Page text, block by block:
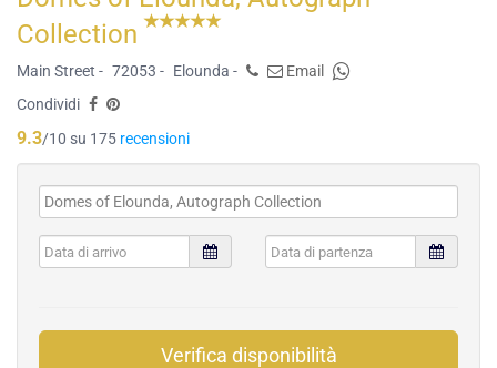
Collection
Main Street - 72053 - Elounda -
Email
Condividi
9.3/10 su 175 recensioni
Verifica disponibilità